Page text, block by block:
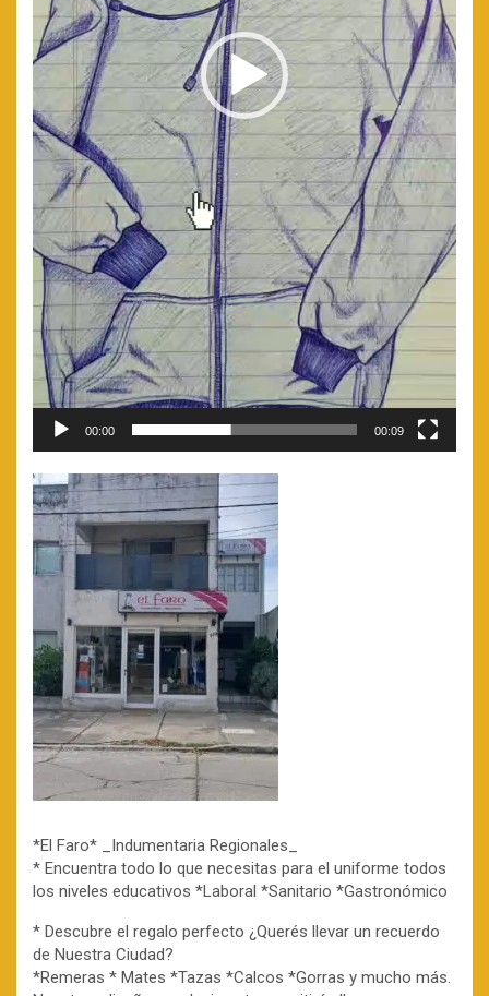
00:00 00:09
*El Faro* _Indumentaria Regionales_
* Encuentra todo lo que necesitas para el uniforme todos
los niveles educativos *Laboral *Sanitario *Gastronómico
* Descubre el regalo perfecto ¿Querés llevar un recuerdo
de Nuestra Ciudad?
*Remeras * Mates *Tazas *Calcos *Gorras y mucho más.